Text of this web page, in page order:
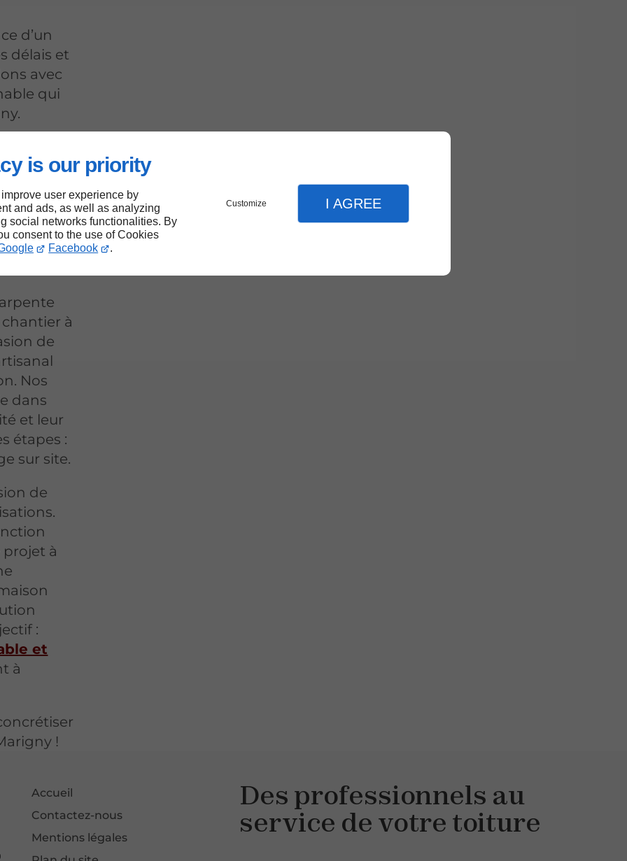
is our priority
user experience by
and ads, as well as analyzing
social networks functionalities. By
consent to the use of Cookies
Facebook .
Customize I AGREE
d’un
délais et
avec
qui
à
de
Nos
dans
et leur
étapes :
sur site.
de
à
:
et
à
!
Accueil
Contactez-nous
Mentions légales
Des professionnels au
service de votre toiture